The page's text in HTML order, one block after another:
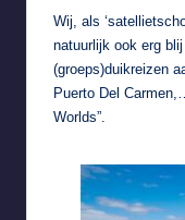
Wij, als
natuurlijk ook erg
(groeps)duikreizen
Puerto Del
Worlds”.